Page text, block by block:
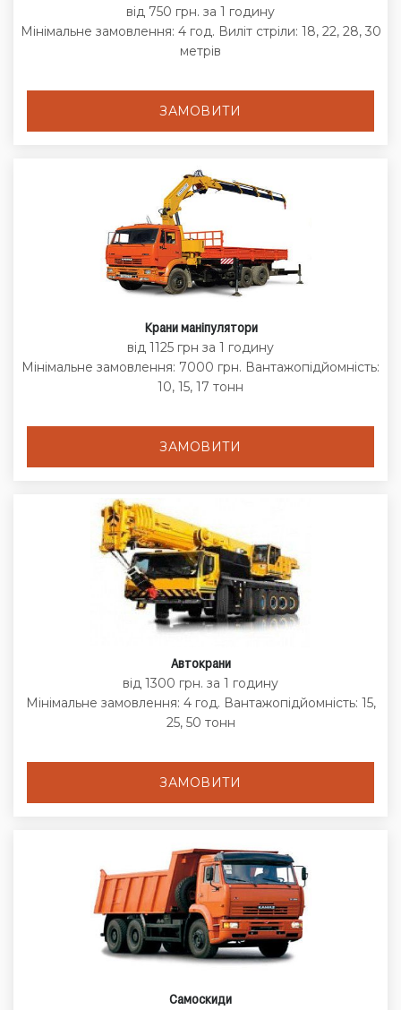
від 750 грн. за 1 годину
Мінімальне замовлення: 4 год. Виліт стріли: 18, 22, 28, 30
метрів
ЗАМОВИТИ
Крани маніпулятори
від 1125 грн за 1 годину
Мінімальне замовлення: 7000 грн. Вантажопідйомність:
10, 15, 17 тонн
ЗАМОВИТИ
Автокрани
від 1300 грн. за 1 годину
Мінімальне замовлення: 4 год. Вантажопідйомність: 15,
25, 50 тонн
ЗАМОВИТИ
Самоскиди